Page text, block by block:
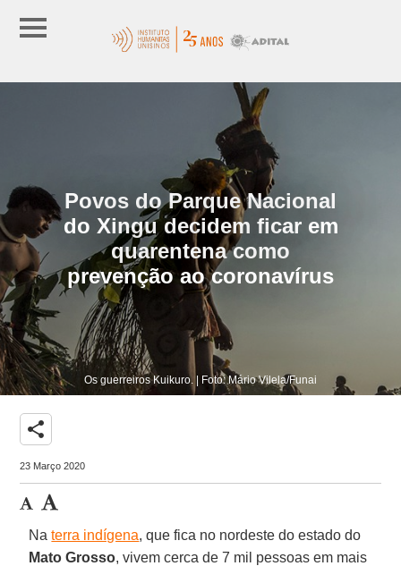
Povos do Parque Nacional
do Xingu decidem ficar em
quarentena como
prevenção ao coronavírus
Os guerreiros Kuikuro. | Foto: Mário Vilela/Funai
share
23 Março 2020
Naterra indígena, que fica no nordeste do estado do
Mato Grosso, vivem cerca de 7 mil pessoas em mais